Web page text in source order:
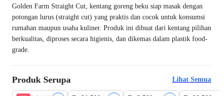
Golden Farm Straight Cut, kentang goreng beku siap masak dengan
potongan lurus (straight cut) yang praktis dan cocok untuk konsumsi
rumahan maupun usaha kuliner. Produk ini dibuat dari kentang pilihan
berkualitas, diproses secara higienis, dan dikemas dalam plastik food-
grade.
Produk Serupa Lihat Semua